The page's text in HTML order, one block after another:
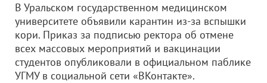
В Уральском государственном медицинском
университете объявили карантин из-за вспышки
кори. Приказ за подписью ректора об отмене
всех массовых мероприятий и вакцинации
студентов опубликовали в официальном паблике
УГМУ в социальной сети «ВКонтакте».